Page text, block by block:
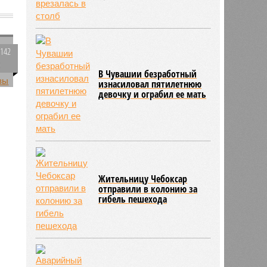
В Чувашии безработный
изнасиловал пятилетнюю
девочку и ограбил ее мать
Жительницу Чебоксар
отправили в колонию за
гибель пешехода